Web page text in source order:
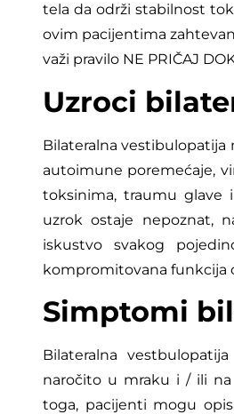
tela da održi stabilnost
ovim pacijentima
važi pravilo NE PRIČAJ
Uzroci
Bilateralna
autoimune poremećaje,
toksinima, traumu glave
uzrok ostaje nepoznat,
iskustvo svakog
kompromitovana funkcija
Simptomi
Bilateralna
naročito u mraku i / ili
toga, pacijenti mogu